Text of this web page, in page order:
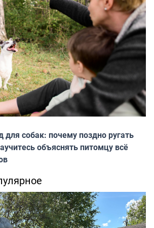
для собак: почему поздно ругать
объяснять питомцу всё